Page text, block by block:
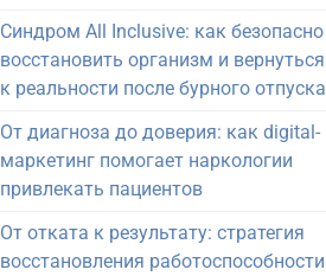
Синдром All Inclusive: как безопасно
восстановить организм и вернуться
к реальности после бурного отпуска
От диагноза до доверия: как digital-
маркетинг помогает наркологии
привлекать пациентов
От отката к результату: стратегия
восстановления работоспособности